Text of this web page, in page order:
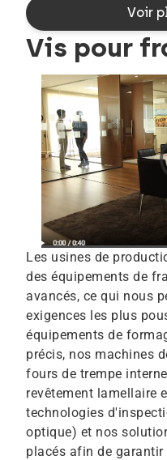
Voir
Vis pour
Les usines de
des équipements de
avancés, ce qui nous
exigences les plus
équipements de
précis, nos machines
fours de trempe
revêtement lamellaire
technologies
optique) et nos
placés afin de